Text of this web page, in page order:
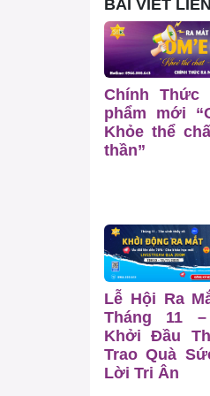
BÀI VIẾT
Chính Thức
phẩm mới
Khỏe thể
thần”
Lễ Hội Ra
Tháng 11 –
Khởi Đầu
Trao Quà
Lời Tri Ân